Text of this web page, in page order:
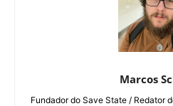
Marcos
Fundador do Save State / Redator